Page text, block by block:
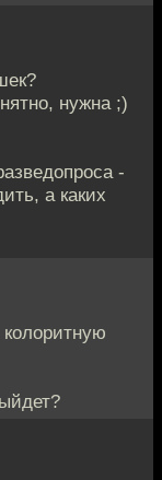
нужна ;)
-
а каких